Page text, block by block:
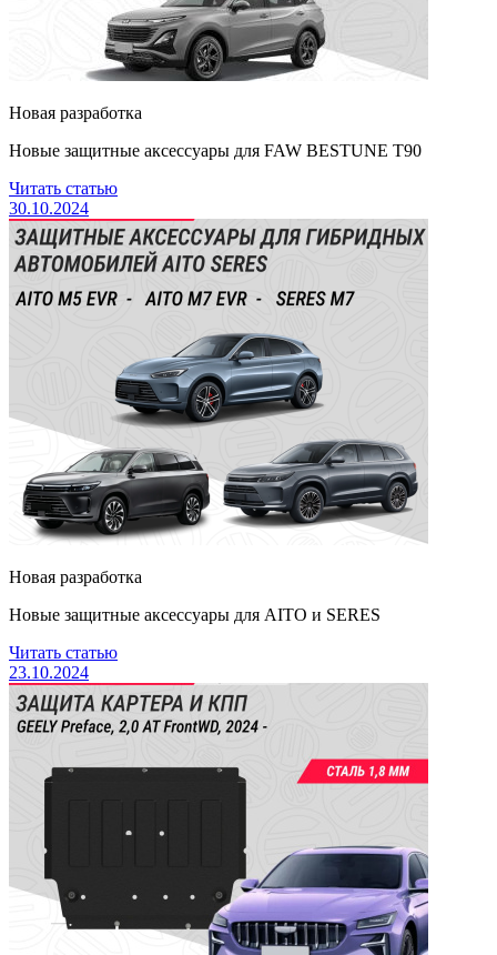
Новая разработка
Новые защитные аксессуары для FAW BESTUNE Т90
Читать статью
30.10.2024
Новая разработка
Новые защитные аксессуары для AITO и SERES
Читать статью
23.10.2024